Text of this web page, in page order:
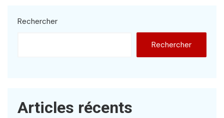
Rechercher
Rechercher
Articles récents